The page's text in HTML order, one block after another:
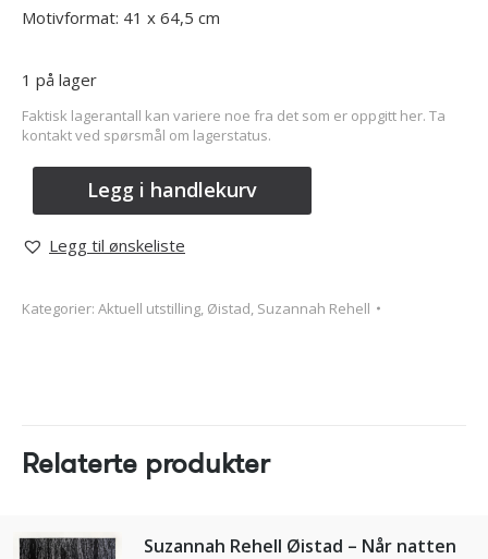
Motivformat: 41 x 64,5 cm
1 på lager
Faktisk lagerantall kan variere noe fra det som er oppgitt her. Ta
kontakt ved spørsmål om lagerstatus.
Legg i handlekurv
Legg til ønskeliste
Kategorier: Aktuell utstilling, Øistad, Suzannah Rehell
Relaterte produkter
Suzannah Rehell Øistad – Når natten